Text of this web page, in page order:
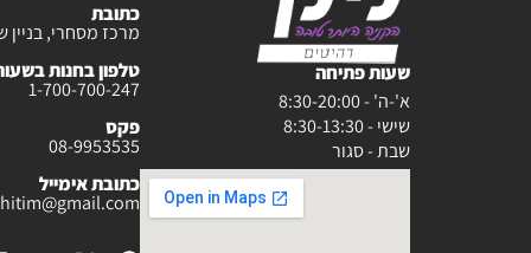
שעות פתיחה
א'-ה' - 8:30-20:00
שישי - 8:30-13:30
שבת - סגור
כתובת
מרכז מסחרי, בניין
טלפון בחנות בשעות 08:30-
1-700-700-247
פקס
08-9953535
כתובת אימייל